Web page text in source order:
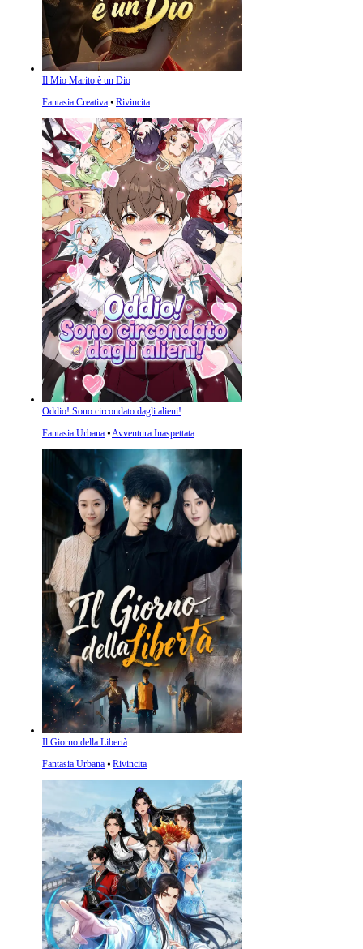
Il Mio Marito è un Dio
Fantasia Creativa ⦁ Rivincita
Oddio! Sono circondato dagli alieni!
Fantasia Urbana ⦁Avventura Inaspettata
Il Giorno della Libertà
Fantasia Urbana ⦁ Rivincita